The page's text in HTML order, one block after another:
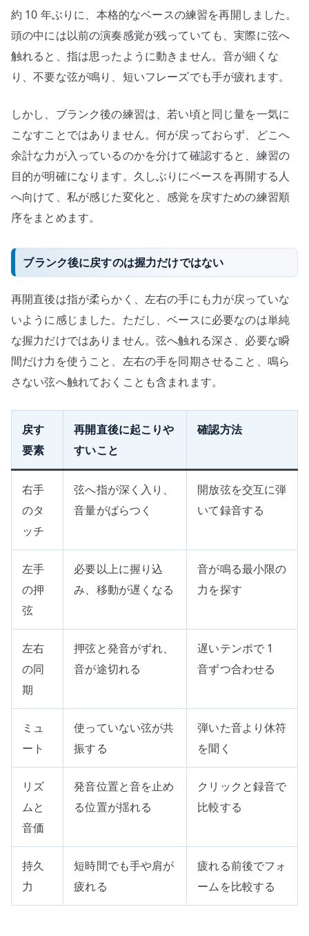
年
の
ブ
ラ
か
ら
感
覚
を
戻
へ
約 10 年ぶりに、本格的なベースの練習を再開しました。
頭の中には以前の演奏感覚が残っていても、実際に弦へ
触れると、指は思ったように動きません。音が細くな
り、不要な弦が鳴り、短いフレーズでも手が疲れます。
しかし、ブランク後の練習は、若い頃と同じ量を一気に
こなすことではありません。何が戻っておらず、どこへ
余計な力が入っているのかを分けて確認すると、練習の
目的が明確になります。久しぶりにベースを再開する人
へ向けて、私が感じた変化と、感覚を戻すための練習順
序をまとめます。
ブランク後に戻すのは握力だけではない
再開直後は指が柔らかく、左右の手にも力が戻っていな
いように感じました。ただし、ベースに必要なのは単純
な握力だけではありません。弦へ触れる深さ、必要な瞬
間だけ力を使うこと、左右の手を同期させること、鳴ら
さない弦へ触れておくことも含まれます。
戻す
要素
再開直後に起こりや
すいこと
確認方法
右手
のタ
ッチ
弦へ指が深く入り、
音量がばらつく
開放弦を交互に弾
いて録音する
左手
の押
弦
必要以上に握り込
み、移動が遅くなる
音が鳴る最小限の
力を探す
左右
の同
期
押弦と発音がずれ、
音が途切れる
遅いテンポで 1
音ずつ合わせる
ミュ
ート
使っていない弦が共
振する
弾いた音より休符
を聞く
リズ
ムと
音価
発音位置と音を止め
る位置が揺れる
クリックと録音で
比較する
持久
力
短時間でも手や肩が
疲れる
疲れる前後でフォ
ームを比較する